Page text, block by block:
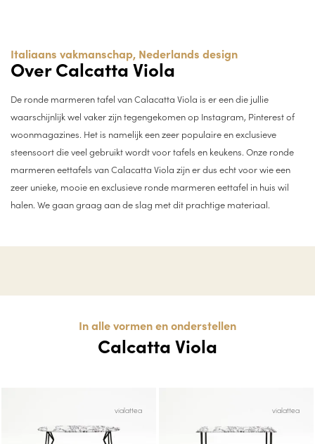
Italiaans vakmanschap, Nederlands design
Over Calcatta Viola
De ronde marmeren tafel van Calacatta Viola is er een die jullie
waarschijnlijk wel vaker zijn tegengekomen op Instagram, Pinterest of
woonmagazines. Het is namelijk een zeer populaire en exclusieve
steensoort die veel gebruikt wordt voor tafels en keukens. Onze ronde
marmeren eettafels van Calacatta Viola zijn er dus echt voor wie een
zeer unieke, mooie en exclusieve ronde marmeren eettafel in huis wil
halen. We gaan graag aan de slag met dit prachtige materiaal.
In alle vormen en onderstellen
Calcatta Viola
vialattea vialattea